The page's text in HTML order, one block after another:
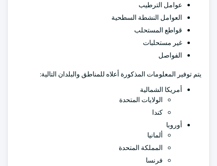
عوامل الترطيب
العوامل النشطة السطحية
قواطع المستحلب
غير مستحلبات
الفواصل
يتم توفير المعلومات المذكورة أعلاه للمناطق والبلدان التالية:
أمريكا الشمالية
الولايات المتحدة
كندا
أوروبا
ألمانيا
المملكة المتحدة
فرنسا